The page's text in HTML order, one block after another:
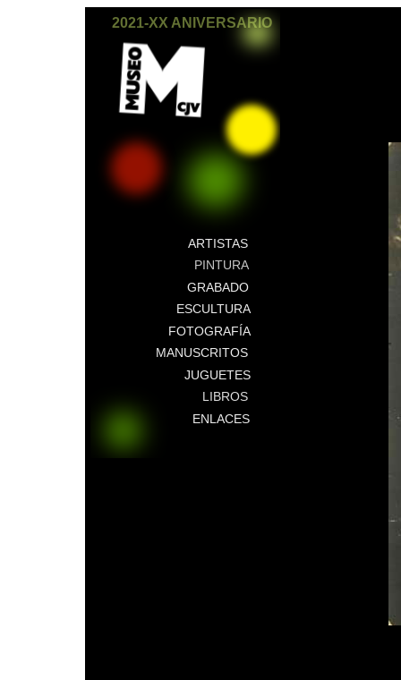
2021-XX ANIVERSARIO
ARTISTAS
PINTURA
GRABADO
ESCULTURA
FOTOGRAFÍA
MANUSCRITOS
JUGUETES
LIBROS
ENLACES